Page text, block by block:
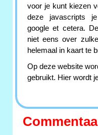
voor je kunt kiezen
deze javascripts
google et cetera.
niet eens over
helemaal in kaart te
Op deze website
gebruikt. Hier wordt